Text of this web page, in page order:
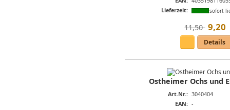
Lieferzeit:
sofort
11,50  9,20
Details
Ostheimer Ochs und
Art.Nr.: 3040404
EAN: -